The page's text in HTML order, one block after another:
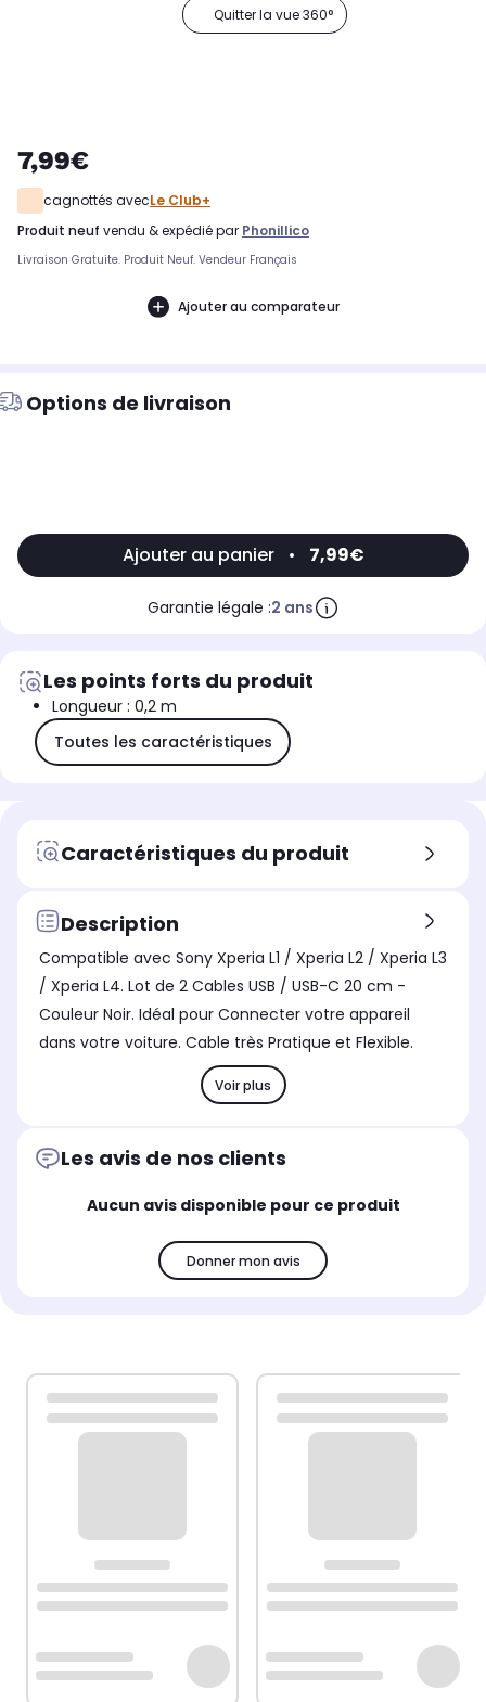
Quitter la vue 360°
7,99€
cagnottés avecLe Club+
produit neuf vendu & expédié par Phonillico
Livraison Gratuite. Produit Neuf. Vendeur Français
Ajouter au comparateur
Options de livraison
Ajouter au panier • 7,99€
Garantie légale :2 ans
Les points forts du produit
Longueur : 0,2 m
Toutes les caractéristiques
Caractéristiques du produit
Description
Compatible avec Sony Xperia L1 / Xperia L2 / Xperia L3
/ Xperia L4. Lot de 2 Cables USB / USB-C 20 cm -
Couleur Noir. Idéal pour Connecter votre appareil
dans votre voiture. Cable très Pratique et Flexible.
Voir plus
Les avis de nos clients
Aucun avis disponible pour ce produit
Donner mon avis